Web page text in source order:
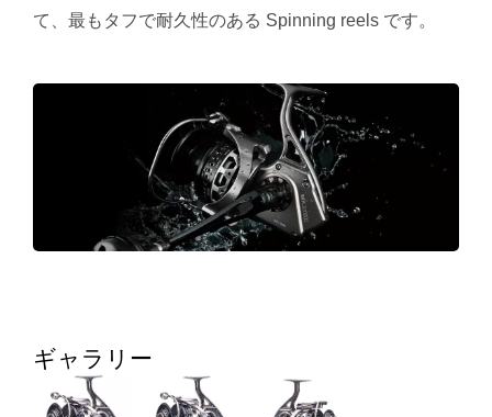
て、最もタフで耐久性のある Spinning reels です。
ギャラリー